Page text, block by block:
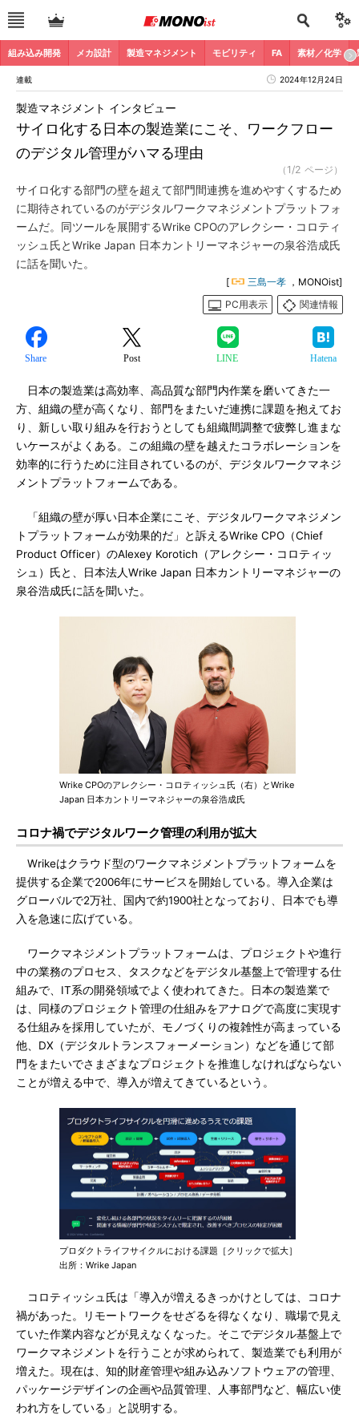
組み込み開発 メカ設計 製造マネジメント モビリティ FA 素材／化学
連載 2024年12月24日
サイロ化する日本の製造業にこそ、ワークフロー
のデジタル管理がハマる理由
製造マネジメント インタビュー
（1/2 ページ）
サイロ化する部門の壁を超えて部門間連携を進めやすくするため
に期待されているのがデジタルワークマネジメントプラットフォ
ームだ。同ツールを展開するWrike CPOのアレクシー・コロティ
ッシュ氏とWrike Japan 日本カントリーマネジャーの泉谷浩成氏
に話を聞いた。
[ 三島一孝 ，MONOist]
PC用表示
関連情報
Share Post LINE Hatena
日本の製造業は高効率、高品質な部門内作業を磨いてきた一
方、組織の壁が高くなり、部門をまたいだ連携に課題を抱えてお
り、新しい取り組みを行おうとしても組織間調整で疲弊し進まな
いケースがよくある。この組織の壁を越えたコラボレーションを
効率的に行うために注目されているのが、デジタルワークマネジ
メントプラットフォームである。
「組織の壁が厚い日本企業にこそ、デジタルワークマネジメン
トプラットフォームが効果的だ」と訴えるWrike CPO（Chief
Product Officer）のAlexey Korotich（アレクシー・コロティッ
シュ）氏と、日本法人Wrike Japan 日本カントリーマネジャーの
泉谷浩成氏に話を聞いた。
Wrike CPOのアレクシー・コロティッシュ氏（右）とWrike
Japan 日本カントリーマネジャーの泉谷浩成氏
コロナ禍でデジタルワーク管理の利用が拡大
Wrikeはクラウド型のワークマネジメントプラットフォームを
提供する企業で2006年にサービスを開始している。導入企業は
グローバルで2万社、国内で約1900社となっており、日本でも導
入を急速に広げている。
ワークマネジメントプラットフォームは、プロジェクトや進行
中の業務のプロセス、タスクなどをデジタル基盤上で管理する仕
組みで、IT系の開発領域でよく使われてきた。日本の製造業で
は、同様のプロジェクト管理の仕組みをアナログで高度に実現す
る仕組みを採用していたが、モノづくりの複雑性が高まっている
他、DX（デジタルトランスフォーメーション）などを通じて部
門をまたいでさまざまなプロジェクトを推進しなければならない
ことが増える中で、導入が増えてきているという。
プロダクトライフサイクルにおける課題［クリックで拡大］
出所：Wrike Japan
コロティッシュ氏は「導入が増えるきっかけとしては、コロナ
禍があった。リモートワークをせざるを得なくなり、職場で見え
ていた作業内容などが見えなくなった。そこでデジタル基盤上で
ワークマネジメントを行うことが求められて、製造業でも利用が
増えた。現在は、知的財産管理や組み込みソフトウェアの管理、
パッケージデザインの企画や品質管理、人事部門など、幅広い使
われ方をしている」と説明する。